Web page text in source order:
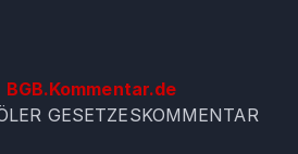
BGB.Kommentar.de
GESETZESKOMMENTAR